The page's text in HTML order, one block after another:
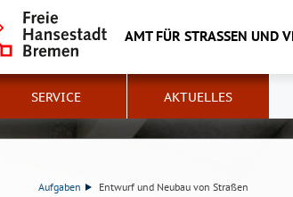
AMT FÜR STRASSEN UND
SERVICE AKTUELLES
Aufgaben Entwurf und Neubau von Straßen